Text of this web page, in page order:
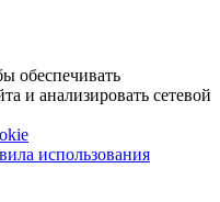
обеспечивать
и анализировать сетевой
использования